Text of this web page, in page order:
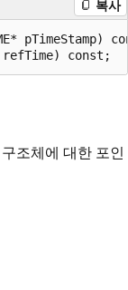
복사
pTimeStamp)
조체에 대한 포인